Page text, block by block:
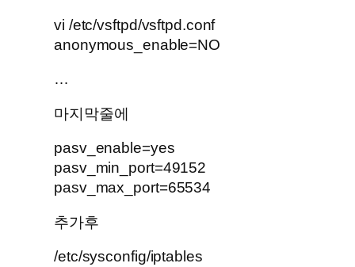
vi /etc/vsftpd/vsftpd.conf
anonymous_enable=NO
…
마지막줄에
pasv_enable=yes
pasv_min_port=49152
pasv_max_port=65534
추가후
/etc/sysconfig/iptables